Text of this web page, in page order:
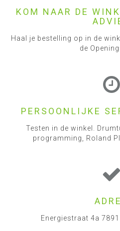
KOM NAAR DE
Haal je bestelling op in de
de
PERSOONLIJKE
Testen in de winkel.
programming, Roland
Energiestraat 4a